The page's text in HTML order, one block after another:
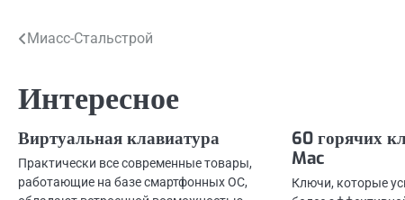
Навигация
записям
Миасс-Стальстрой
Интересное
Виртуальная клавиатура
Практически все современные товары,
работающие на базе смартфонных ОС,
60 горячих
Mac
Ключи, которые